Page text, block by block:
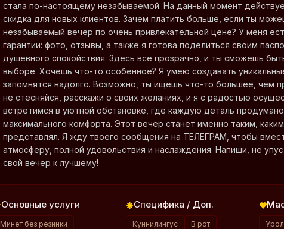
стала по-настоящему незабываемой. На данный момент
скидка для новых клиентов. Зачем платить больше, если ты
незабываемый вечер по очень привлекательной цене? У меня
гарантии: фото, отзывы, а также я готова поделиться своим
душевного спокойствия. Здесь все прозрачно, и ты сможешь
выборе. Хочешь что-то особенное? Я умею создавать
запомнятся надолго. Возможно, ты ищешь что-то большее, чем
не стесняйся, расскажи о своих желаниях, и я с радостью
встретимся в уютной обстановке, где каждую деталь
максимального комфорта. Этот вечер станет именно таким,
представлял. Я жду твоего сообщения на ТЕЛЕГРАМ, чтобы
атмосферу, полной удовольствия и наслаждения. Напиши, не
свой вечер к лучшему!
Основные услуги
Минет без резинки
Специфика / Доп.
Куннилингус
В рот